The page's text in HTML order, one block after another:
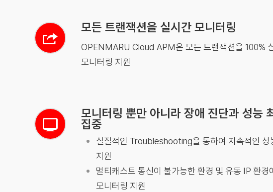
모든 트랜잭션을 실시간 모니터링
OPENMARU Cloud APM은 모든 트랜잭션을 100%
모니터링 지원
모니터링 뿐만 아니라 장애 진단과 성능
집중
실질적인 Troubleshooting을 통하여 지속적인 성
지원
멀티캐스트 통신이 불가능한 환경 및 유동 IP 환경
모니터링 지원